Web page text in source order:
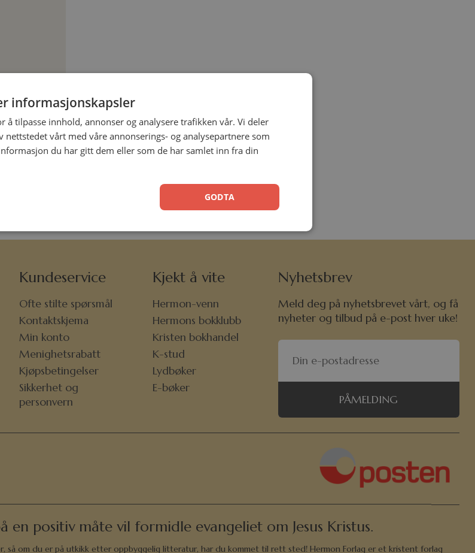
og
Kundeservice
Ofte stilte spørsmål
Kontaktskjema
Min konto
Menighetsrabatt
Kjøpsbetingelser
Sikkerhet og
personvern
Kjekt å vite
Hermon-venn
Hermons bokklubb
Kristen bokhandel
K-stud
Lydbøker
E-bøker
Nyhetsbrev
Meld deg på nyhetsbrevet vårt, og få
nyheter og tilbud på e-post hver uke!
PÅMELDING
positiv måte vil formidle evangeliet om Jesus Kristus.
så om du er på utkikk etter oppbyggelig litteratur, har du kommet til rett sted! Hermon Forlag er et kristent forlag
informasjonskapsler
å tilpasse innhold, annonser og analysere trafikken vår. Vi deler
vårt med våre annonserings- og analysepartnere som
du har gitt dem eller som de har samlet inn fra din
GODTA